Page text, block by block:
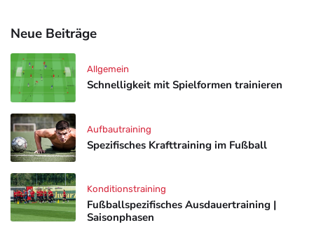
Neue Beiträge
Schnelligkeit mit Spielformen trainieren
Allgemein
Spezifisches Krafttraining im Fußball
Aufbautraining
Fußballspezifisches Ausdauertraining |
Saisonphasen
Konditionstraining